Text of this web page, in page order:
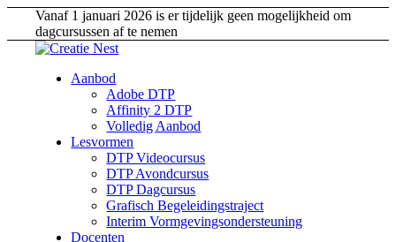
Vanaf 1 januari 2026 is er tijdelijk geen mogelijkheid om
dagcursussen af te nemen
Aanbod
Adobe DTP
Affinity 2 DTP
Volledig Aanbod
Lesvormen
DTP Videocursus
DTP Avondcursus
DTP Dagcursus
Grafisch Begeleidingstraject
Interim Vormgevingsondersteuning
Docenten